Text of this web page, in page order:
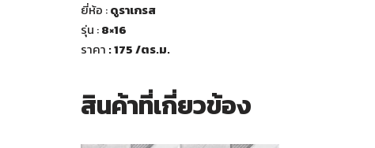
ยี่ห้อ :ดูราเกรส
รุ่น :8×16
ราคา : 175/ตร.ม.
สินค้าที่เกี่ยวข้อง